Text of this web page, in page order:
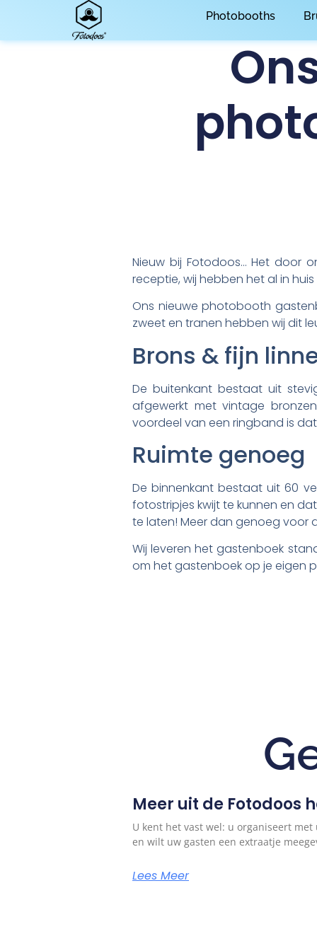
Photobooths
Nieuw bij Fotodoos… Het door
receptie, wij hebben het al in
Ons nieuwe photobooth
zweet en tranen hebben wij dit
Brons & fijn
De buitenkant bestaat uit
afgewerkt met vintage
voordeel van een ringband is
Ruimte genoeg
De binnenkant bestaat uit 60
fotostripjes kwijt te kunnen en
te laten! Meer dan genoeg voor
Wij leveren het gastenboek
om het gastenboek op je eigen
Meer uit de Fotodoos
U kent het vast wel: u organiseert
en wilt uw gasten een extraatje
Lees Meer